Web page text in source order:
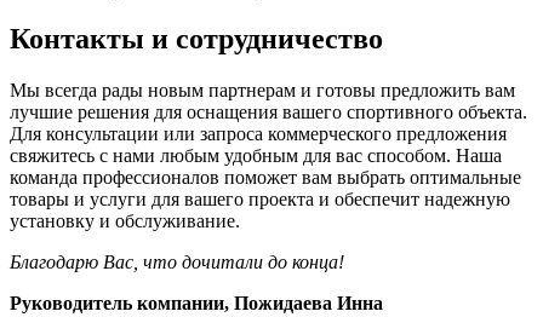
Контакты и сотрудничество
Мы всегда рады новым партнерам и готовы предложить вам
лучшие решения для оснащения вашего спортивного объекта.
Для консультации или запроса коммерческого предложения
свяжитесь с нами любым удобным для вас способом. Наша
команда профессионалов поможет вам выбрать оптимальные
товары и услуги для вашего проекта и обеспечит надежную
установку и обслуживание.
Благодарю Вас, что дочитали до конца!
Руководитель компании, Пожидаева Инна